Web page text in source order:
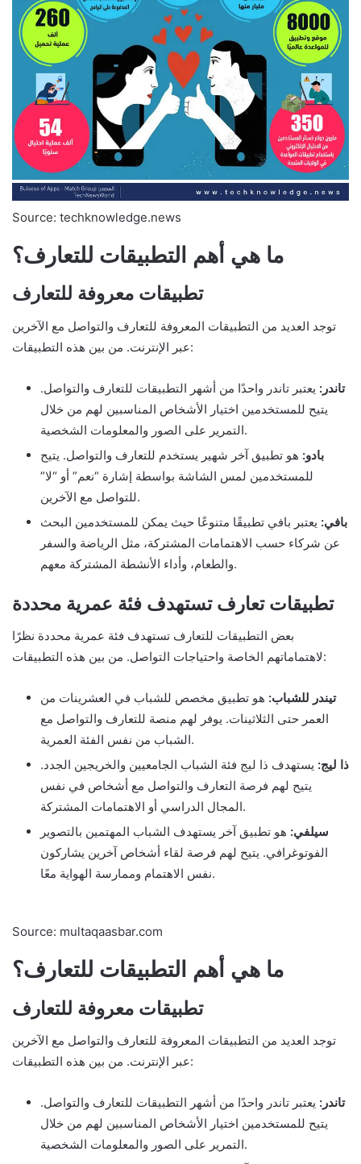
Source: techknowledge.news
ما هي أهم التطبيقات للتعارف؟
تطبيقات معروفة للتعارف
توجد العديد من التطبيقات المعروفة للتعارف والتواصل مع الآخرين
عبر الإنترنت. من بين هذه التطبيقات:
تاندر: يعتبر تاندر واحدًا من أشهر التطبيقات للتعارف والتواصل.
يتيح للمستخدمين اختيار الأشخاص المناسبين لهم من خلال
التمرير على الصور والمعلومات الشخصية.
بادو: هو تطبيق آخر شهير يستخدم للتعارف والتواصل. يتيح
للمستخدمين لمس الشاشة بواسطة إشارة “نعم” أو “لا”
للتواصل مع الآخرين.
بافي: يعتبر بافي تطبيقًا متنوعًا حيث يمكن للمستخدمين البحث
عن شركاء حسب الاهتمامات المشتركة، مثل الرياضة والسفر
والطعام، وأداء الأنشطة المشتركة معهم.
تطبيقات تعارف تستهدف فئة عمرية محددة
بعض التطبيقات للتعارف تستهدف فئة عمرية محددة نظرًا
لاهتماماتهم الخاصة واحتياجات التواصل. من بين هذه التطبيقات:
تيندر للشباب: هو تطبيق مخصص للشباب في العشرينات من
العمر حتى الثلاثينات. يوفر لهم منصة للتعارف والتواصل مع
الشباب من نفس الفئة العمرية.
ذا ليج: يستهدف ذا ليج فئة الشباب الجامعيين والخريجين الجدد.
يتيح لهم فرصة التعارف والتواصل مع أشخاص في نفس
المجال الدراسي أو الاهتمامات المشتركة.
سيلفي: هو تطبيق آخر يستهدف الشباب المهتمين بالتصوير
الفوتوغرافي. يتيح لهم فرصة لقاء أشخاص آخرين يشاركون
نفس الاهتمام وممارسة الهواية معًا.
Source: multaqaasbar.com
ما هي أهم التطبيقات للتعارف؟
تطبيقات معروفة للتعارف
توجد العديد من التطبيقات المعروفة للتعارف والتواصل مع الآخرين
عبر الإنترنت. من بين هذه التطبيقات:
تاندر: يعتبر تاندر واحدًا من أشهر التطبيقات للتعارف والتواصل.
يتيح للمستخدمين اختيار الأشخاص المناسبين لهم من خلال
التمرير على الصور والمعلومات الشخصية.